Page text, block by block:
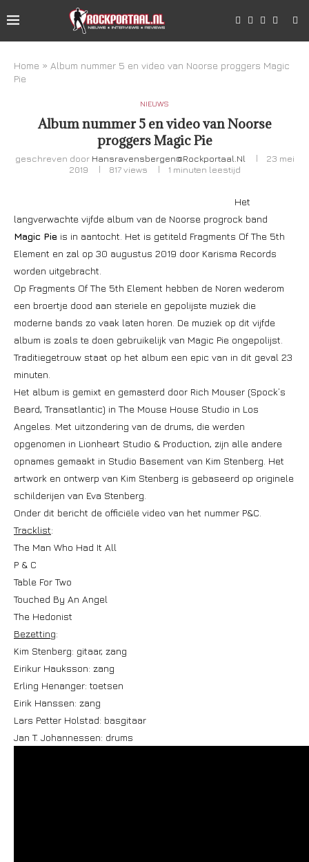
Home » Album nummer 5 en video van Noorse proggers Magic
Pie
NIEUWS
Album nummer 5 en video van Noorse
proggers Magic Pie
geschreven door Hansravensbergen@rockportaal.nl
23 mei
2019
817views 1 minuten leestijd
Het
langverwachte vijfde album van de Noorse progrock band
Magic Pie is in aantocht. Het is getiteld Fragments Of The 5th
Element en zal op 30 augustus 2019 door Karisma Records
worden uitgebracht.
Op Fragments Of The 5th Element hebben de Noren wederom
een broertje dood aan steriele en gepolijste muziek die
moderne bands zo vaak laten horen. De muziek op dit vijfde
album is zoals te doen gebruikelijk van Magic Pie ongepolijst.
Traditiegetrouw staat op het album een epic van in dit geval 23
minuten.
Het album is gemixt en gemasterd door Rich Mouser (Spock’s
Beard, Transatlantic) in The Mouse House Studio in Los
Angeles. Met uitzondering van de drums, die werden
opgenomen in Lionheart Studio & Production, zijn alle andere
opnames gemaakt in Studio Basement van Kim Stenberg. Het
artwork en ontwerp van Kim Stenberg is gebaseerd op originele
schilderijen van Eva Stenberg.
Onder dit bericht de officiële video van het nummer P&C.
Tracklist:
The Man Who Had It All
P & C
Table For Two
Touched By An Angel
The Hedonist
Bezetting:
Kim Stenberg: gitaar, zang
Eirikur Hauksson: zang
Erling Henanger: toetsen
Eirik Hanssen: zang
Lars Petter Holstad: basgitaar
Jan T. Johannessen: drums